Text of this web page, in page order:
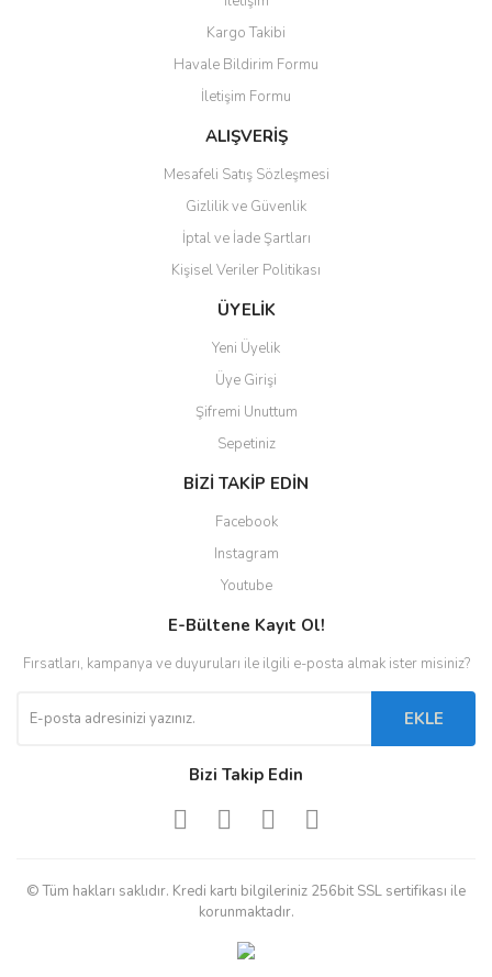
Ürün resmi kalitesiz, bozuk veya görüntülenemiyor.
Ürün açıklamasında eksik bilgiler bulunuyor.
Ürün bilgilerinde hatalar bulunuyor.
Ürün fiyatı diğer sitelerden daha pahalı.
Gönder
Kargo Takibi
Havale Bildirim Formu
İletişim Formu
ALIŞVERİŞ
Mesafeli Satış Sözleşmesi
Gizlilik ve Güvenlik
İptal ve İade Şartları
Kişisel Veriler Politikası
ÜYELİK
Yeni Üyelik
Üye Girişi
Şifremi Unuttum
Sepetiniz
BİZİ TAKİP EDİN
Facebook
Instagram
Youtube
E-Bültene Kayıt Ol!
Fırsatları, kampanya ve duyuruları ile ilgili e-posta almak ister misiniz?
EKLE
Bizi Takip Edin
© Tüm hakları saklıdır. Kredi kartı bilgileriniz 256bit SSL sertifikası ile
korunmaktadır.